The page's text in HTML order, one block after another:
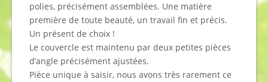
polies, précisément assemblées. Une matière
première de toute beauté, un travail fin et précis.
Un présent de choix !
Le couvercle est maintenu par deux petites pièces
d’angle précisément ajustées.
Pièce unique à saisir, nous avons très rarement ce